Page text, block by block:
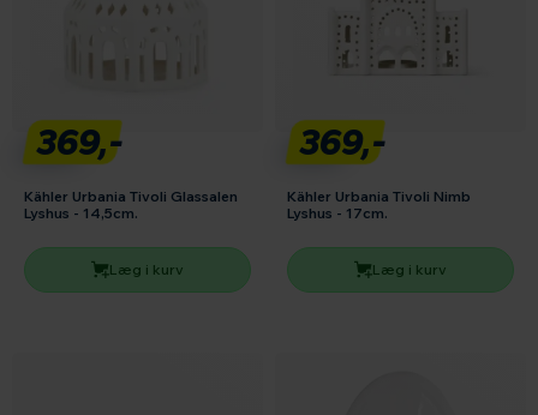
369,-
Kähler Urbania Tivoli Glassalen
Lyshus - 14,5cm.
Læg i kurv
369,-
Kähler Urbania Tivoli Nimb
Lyshus - 17cm.
Læg i kurv